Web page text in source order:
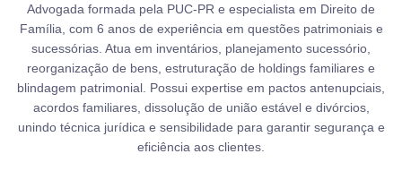
Advogada formada pela PUC-PR e especialista em Direito de
Família, com 6 anos de experiência em questões patrimoniais e
sucessórias. Atua em inventários, planejamento sucessório,
reorganização de bens, estruturação de holdings familiares e
blindagem patrimonial. Possui expertise em pactos antenupciais,
acordos familiares, dissolução de união estável e divórcios,
unindo técnica jurídica e sensibilidade para garantir segurança e
eficiência aos clientes.